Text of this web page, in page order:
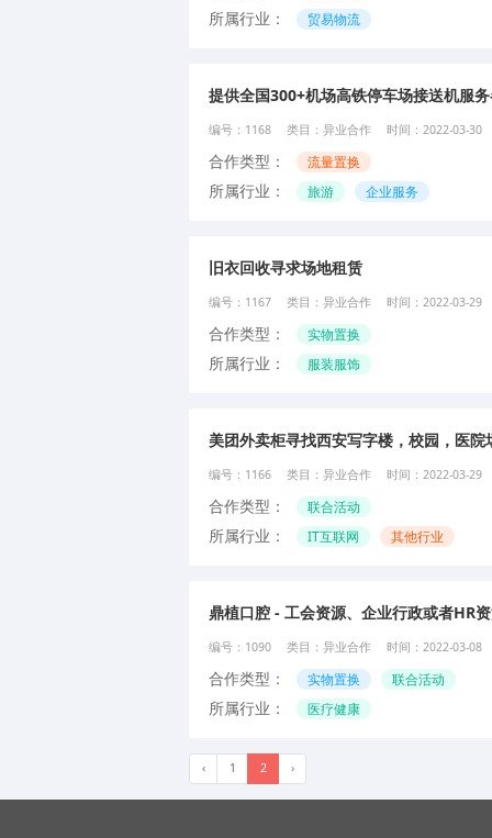
所属行业： 贸易物流
提供全国300+机场高铁停车场接送机服
编号： 1168 类目： 异业合作 时间： 2022-03-30
合作类型： 流量置换
所属行业： 旅游 企业服务
旧衣回收寻求场地租赁
编号： 1167 类目： 异业合作 时间： 2022-03-29
合作类型： 实物置换
所属行业： 服装服饰
美团外卖柜寻找西安写字楼，校园，医院
编号： 1166 类目： 异业合作 时间： 2022-03-29
合作类型： 联合活动
所属行业： IT互联网 其他行业
鼎植口腔 - 工会资源、企业行政或者HR
编号： 1090 类目： 异业合作 时间： 2022-03-08
合作类型： 实物置换 联合活动
所属行业： 医疗健康
‹ 1 2 ›